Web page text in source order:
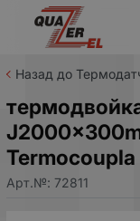
Назад до
Termocoupla
Арт.№: 72811